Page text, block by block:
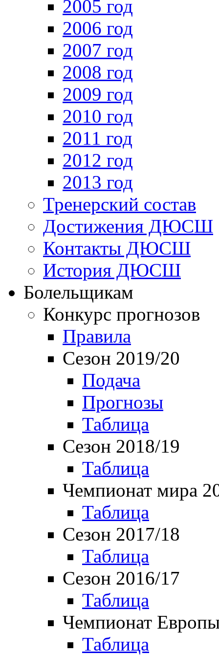
2005 год
2006 год
2007 год
2008 год
2009 год
2010 год
2011 год
2012 год
2013 год
Тренерский состав
Достижения ДЮСШ
Контакты ДЮСШ
История ДЮСШ
Болельщикам
Конкурс прогнозов
Правила
Сезон 2019/20
Подача
Прогнозы
Таблица
Сезон 2018/19
Таблица
Чемпионат мира
Таблица
Сезон 2017/18
Таблица
Сезон 2016/17
Таблица
Чемпионат
Таблица